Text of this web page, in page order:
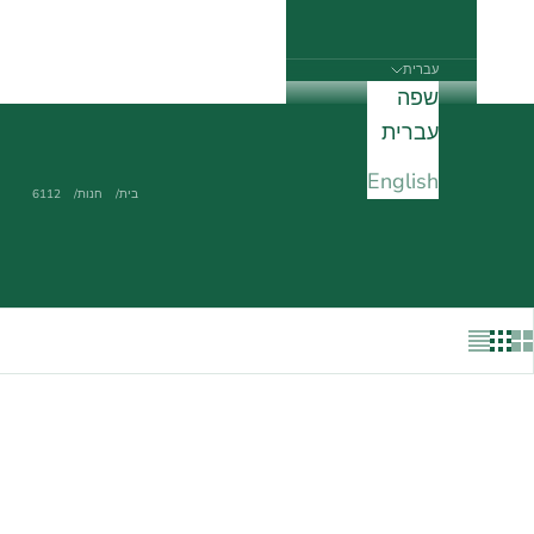
עברית
שפה
עברית
English
בית חנות 6112